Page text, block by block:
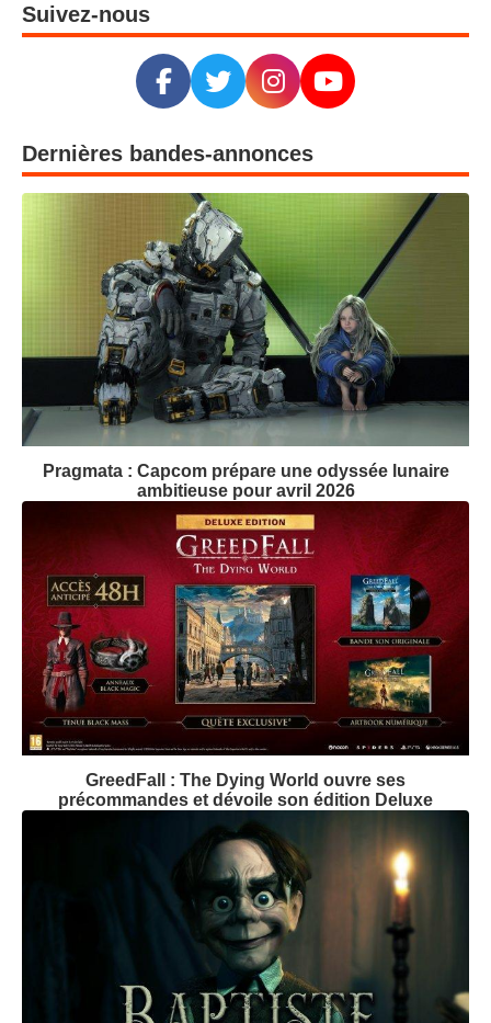
Suivez-nous
Dernières bandes-annonces
Pragmata : Capcom prépare une odyssée lunaire
ambitieuse pour avril 2026
GreedFall : The Dying World ouvre ses
précommandes et dévoile son édition Deluxe